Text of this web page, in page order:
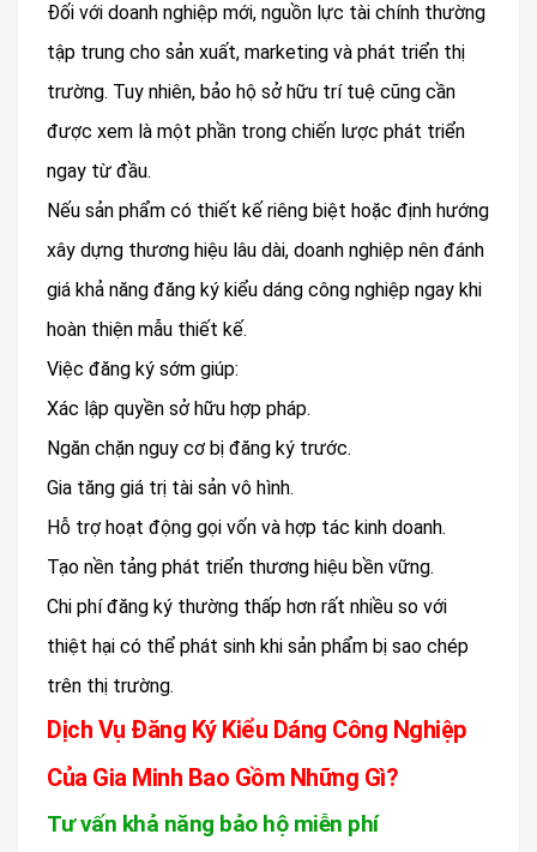
Đối với doanh nghiệp mới, nguồn lực tài chính thường
tập trung cho sản xuất, marketing và phát triển thị
trường. Tuy nhiên, bảo hộ sở hữu trí tuệ cũng cần
được xem là một phần trong chiến lược phát triển
ngay từ đầu.
Nếu sản phẩm có thiết kế riêng biệt hoặc định hướng
xây dựng thương hiệu lâu dài, doanh nghiệp nên đánh
giá khả năng đăng ký kiểu dáng công nghiệp ngay khi
hoàn thiện mẫu thiết kế.
Việc đăng ký sớm giúp:
Xác lập quyền sở hữu hợp pháp.
Ngăn chặn nguy cơ bị đăng ký trước.
Gia tăng giá trị tài sản vô hình.
Hỗ trợ hoạt động gọi vốn và hợp tác kinh doanh.
Tạo nền tảng phát triển thương hiệu bền vững.
Chi phí đăng ký thường thấp hơn rất nhiều so với
thiệt hại có thể phát sinh khi sản phẩm bị sao chép
trên thị trường.
Dịch Vụ Đăng Ký Kiểu Dáng Công Nghiệp
Của Gia Minh Bao Gồm Những Gì?
Tư vấn khả năng bảo hộ miễn phí